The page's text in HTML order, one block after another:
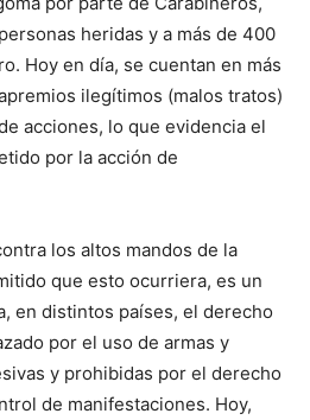
heridas y a más de 400
Hoy en día, se cuentan en más
ilegítimos (malos tratos)
acciones, lo que evidencia el
por la acción de
los altos mandos de la
que esto ocurriera, es un
en distintos países, el derecho
por el uso de armas y
y prohibidas por el derecho
de manifestaciones. Hoy,